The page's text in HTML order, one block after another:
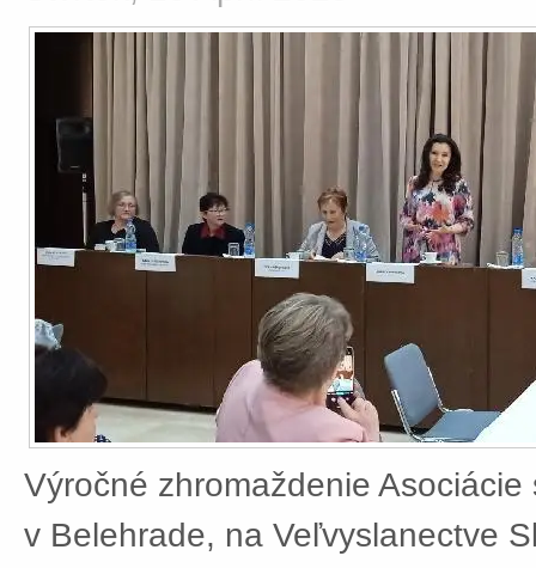
Výročné zhromaždenie
v Belehrade, na Veľvyslanectve